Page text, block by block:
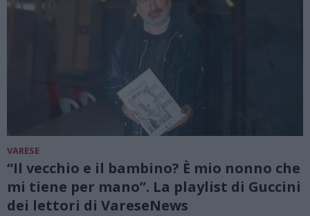
VARESE
“Il vecchio e il bambino? È mio nonno che
mi tiene per mano”. La playlist di Guccini
dei lettori di VareseNews